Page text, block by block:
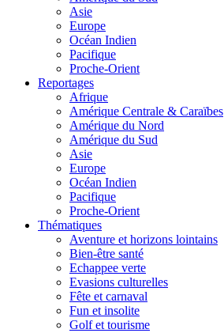
Asie
Europe
Océan Indien
Pacifique
Proche-Orient
Reportages
Afrique
Amérique Centrale & Caraïbes
Amérique du Nord
Amérique du Sud
Asie
Europe
Océan Indien
Pacifique
Proche-Orient
Thématiques
Aventure et horizons lointains
Bien-être santé
Echappee verte
Evasions culturelles
Fête et carnaval
Fun et insolite
Golf et tourisme